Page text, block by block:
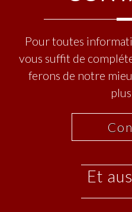
Pour toutes
vous suffit de
ferons de notre
et